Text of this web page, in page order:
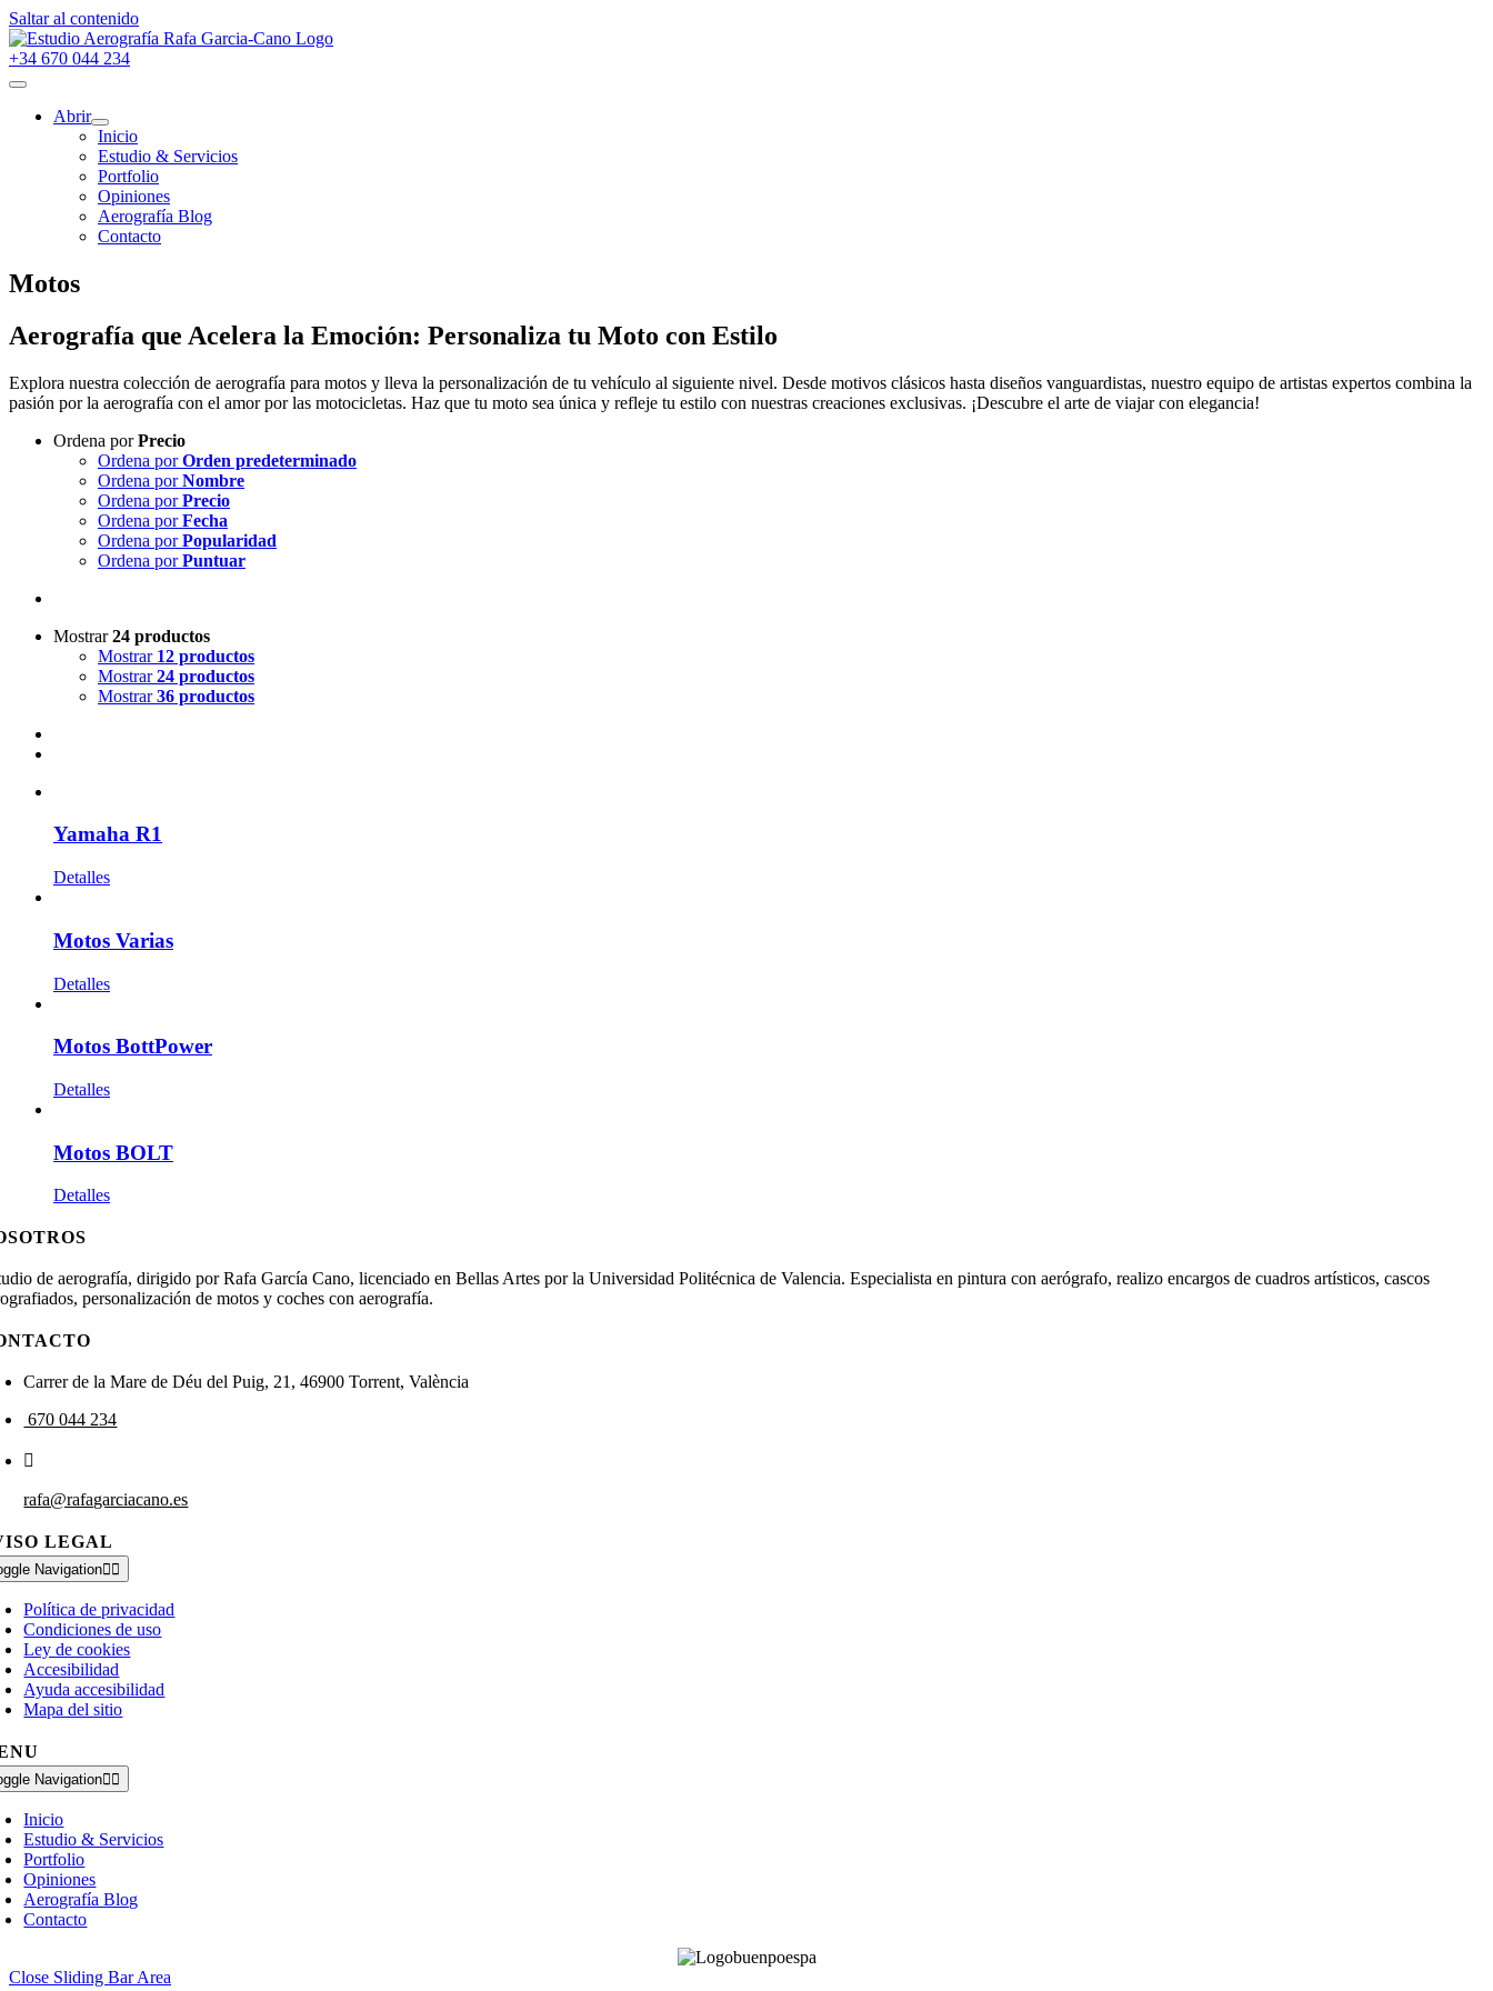
Saltar al contenido
+34 670 044 234
Abrir
Inicio
Estudio & Servicios
Portfolio
Opiniones
Aerografía Blog
Contacto
Motos
Aerografía que Acelera la Emoción: Personaliza tu Moto con Estilo
Explora nuestra colección de aerografía para motos y lleva la personalización de tu vehículo al siguiente nivel. Desde motivos clásicos hasta diseños vanguardistas, nuestro equipo de artistas expertos combina la
pasión por la aerografía con el amor por las motocicletas. Haz que tu moto sea única y refleje tu estilo con nuestras creaciones exclusivas. ¡Descubre el arte de viajar con elegancia!
Ordena porPrecio
Ordena porOrden predeterminado
Ordena porNombre
Ordena porPrecio
Ordena porFecha
Ordena porPopularidad
Ordena porPuntuar
Mostrar24 productos
Mostrar 12 productos
Mostrar24 productos
Mostrar36 productos
Yamaha R1
Detalles
Motos Varias
Detalles
Motos BottPower
Detalles
Motos BOLT
Detalles
de aerografía, dirigido por Rafa García Cano, licenciado en Bellas Artes por la Universidad Politécnica de Valencia. Especialista en pintura con aerógrafo, realizo encargos de cuadros artísticos, cascos
personalización de motos y coches con aerografía.
Carrer de la Mare de Déu del Puig, 21, 46900 Torrent, València
670 044 234
rafa@rafagarciacano.es
LEGAL
Navigation
Política de privacidad
Condiciones de uso
Ley de cookies
Accesibilidad
Ayuda accesibilidad
Mapa del sitio
Navigation
Inicio
Estudio & Servicios
Portfolio
Opiniones
Aerografía Blog
Contacto
Close Sliding Bar Area